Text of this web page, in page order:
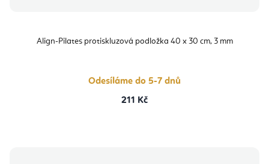
Align-Pilates protiskluzová podložka 40 x 30 cm, 3 mm
Odesíláme do 5-7 dnů
211 Kč